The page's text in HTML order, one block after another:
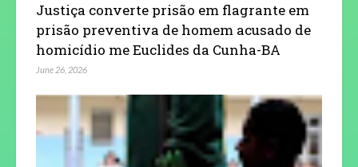
Justiça converte prisão em flagrante em
prisão preventiva de homem acusado de
homicídio me Euclides da Cunha-BA
June 26, 2026